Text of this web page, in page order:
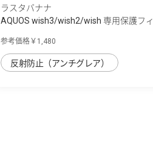
ラスタバナナ
AQUOS wish3/wish2/wish 専用保護フィ
参考価格￥1,480
反射防止（アンチグレア）